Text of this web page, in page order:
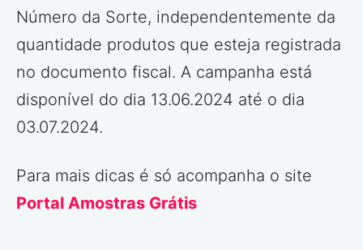
Número da Sorte, independentemente da
quantidade produtos que esteja registrada
no documento fiscal. A campanha está
disponível do dia 13.06.2024 até o dia
03.07.2024.
Para mais dicas é só acompanha o site
Portal Amostras Grátis